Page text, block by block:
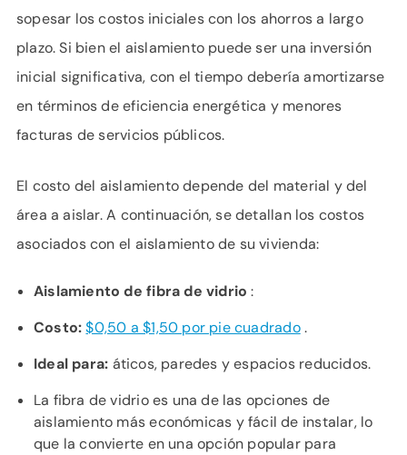
sopesar los costos iniciales con los ahorros a largo
plazo. Si bien el aislamiento puede ser una inversión
inicial significativa, con el tiempo debería amortizarse
en términos de eficiencia energética y menores
facturas de servicios públicos.
El costo del aislamiento depende del material y del
área a aislar. A continuación, se detallan los costos
asociados con el aislamiento de su vivienda:
Aislamiento de fibra de vidrio :
Costo: $0,50 a $1,50 por pie cuadrado.
Ideal para: áticos, paredes y espacios reducidos.
La fibra de vidrio es una de las opciones de
aislamiento más económicas y fácil de instalar, lo
que la convierte en una opción popular para